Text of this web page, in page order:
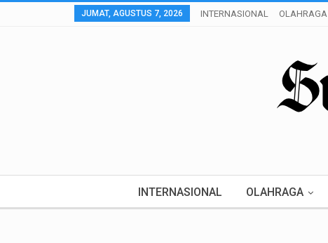
JUMAT, AGUSTUS 7, 2026 INTERNASIONAL OLAHRAGA
INTERNASIONAL OLAHRAGA